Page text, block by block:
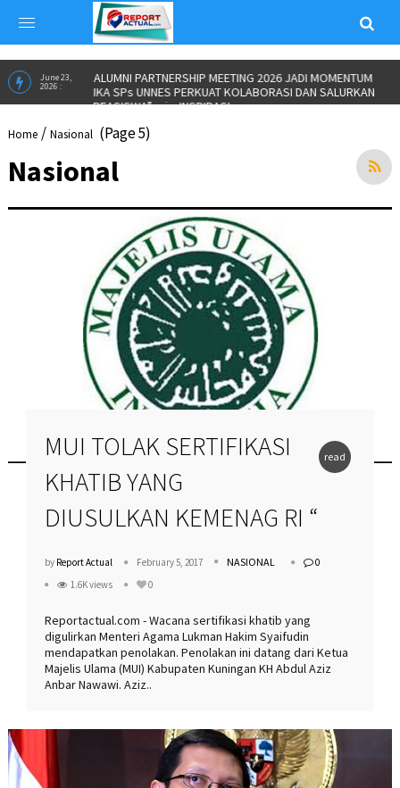
June 23,
2026 :
ALUMNI PARTNERSHIP MEETING 2026 JADI MOMENTUM
IKA SPs UNNES PERKUAT KOLABORASI DAN SALURKAN
BEASISWA”inINSPIRASI
Home / Nasional (Page 5)
Nasional
read
MUI TOLAK SERTIFIKASI
KHATIB YANG
DIUSULKAN KEMENAG RI “
by Report Actual February 5, 2017 NASIONAL
0
1.6K views
0
Reportactual.com - Wacana sertifikasi khatib yang
digulirkan Menteri Agama Lukman Hakim Syaifudin
mendapatkan penolakan. Penolakan ini datang dari Ketua
Majelis Ulama (MUI) Kabupaten Kuningan KH Abdul Aziz
Anbar Nawawi. Aziz..